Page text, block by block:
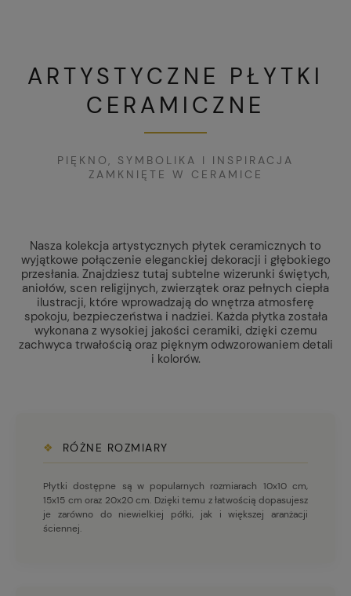
ARTYSTYCZNE PŁYTKI
CERAMICZNE
PIĘKNO, SYMBOLIKA I INSPIRACJA
ZAMKNIĘTE W CERAMICE
Nasza kolekcja artystycznych płytek ceramicznych to
wyjątkowe połączenie eleganckiej dekoracji i głębokiego
przesłania. Znajdziesz tutaj subtelne wizerunki świętych,
aniołów, scen religijnych, zwierzątek oraz pełnych ciepła
ilustracji, które wprowadzają do wnętrza atmosferę
spokoju, bezpieczeństwa i nadziei. Każda płytka została
wykonana z wysokiej jakości ceramiki, dzięki czemu
zachwyca trwałością oraz pięknym odwzorowaniem detali
i kolorów.
❖ RÓŻNE ROZMIARY
Płytki dostępne są w popularnych rozmiarach 10x10 cm,
15x15 cm oraz 20x20 cm. Dzięki temu z łatwością dopasujesz
je zarówno do niewielkiej półki, jak i większej aranżacji
ściennej.